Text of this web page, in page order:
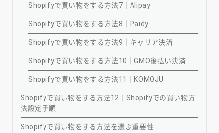
Shopifyで買い物をする方法7｜Alipay
Shopifyで買い物をする方法8｜Paidy
Shopifyで買い物をする方法9｜キャリア決済
Shopifyで買い物をする方法10｜GMO後払い決済
Shopifyで買い物をする方法11｜KOMOJU
Shopifyで買い物をする方法12｜Shopifyでの買い物方
法設定手順
Shopifyで買い物をする方法を選ぶ重要性